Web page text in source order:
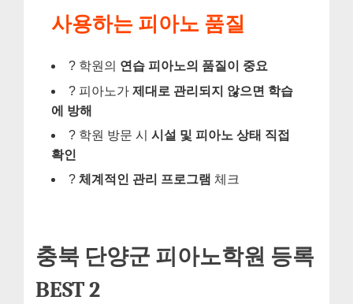
사용하는 피아노 품질
? 학원의 연습 피아노의 품질이 중요
? 피아노가 제대로 관리되지 않으면 학습
에 방해
? 학원 방문 시 시설 및 피아노 상태 직접
확인
? 체계적인 관리 프로그램 체크
충북 단양군 피아노학원 등록
BEST 2